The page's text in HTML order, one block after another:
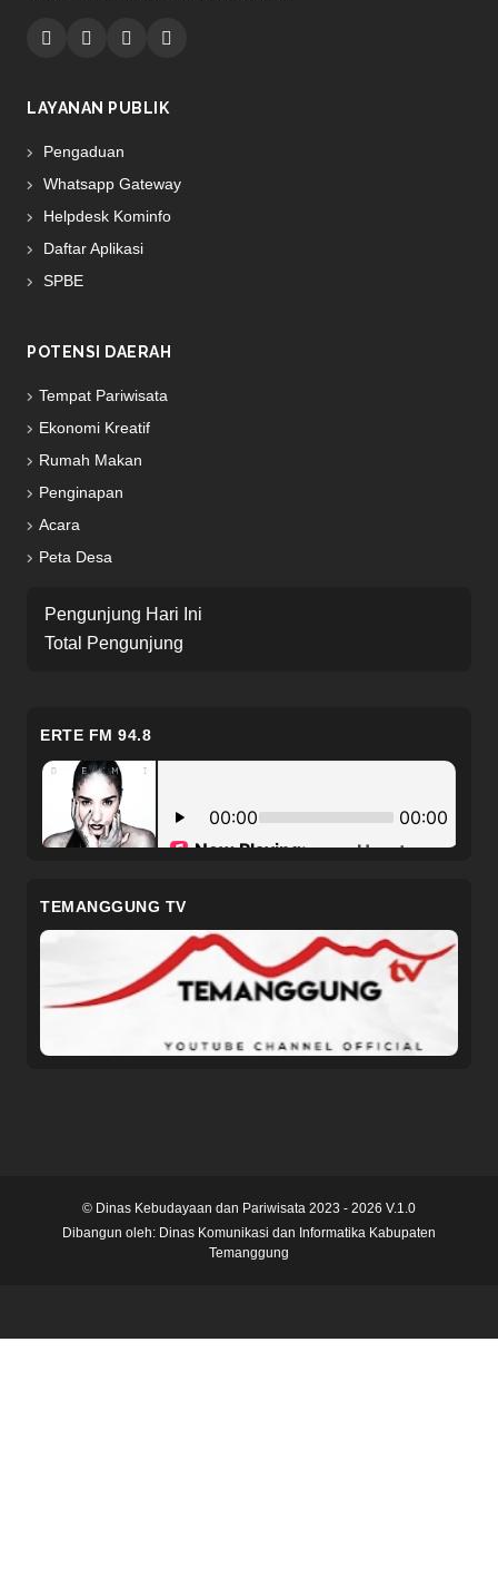
LAYANAN PUBLIK
Pengaduan
Whatsapp Gateway
Helpdesk Kominfo
Daftar Aplikasi
SPBE
POTENSI DAERAH
Tempat Pariwisata
Ekonomi Kreatif
Rumah Makan
Penginapan
Acara
Peta Desa
Pengunjung Hari Ini
Total Pengunjung
ERTE FM 94.8
TEMANGGUNG TV
© Dinas Kebudayaan dan Pariwisata 2023 - 2026 V.1.0
Dibangun oleh: Dinas Komunikasi dan Informatika Kabupaten
Temanggung